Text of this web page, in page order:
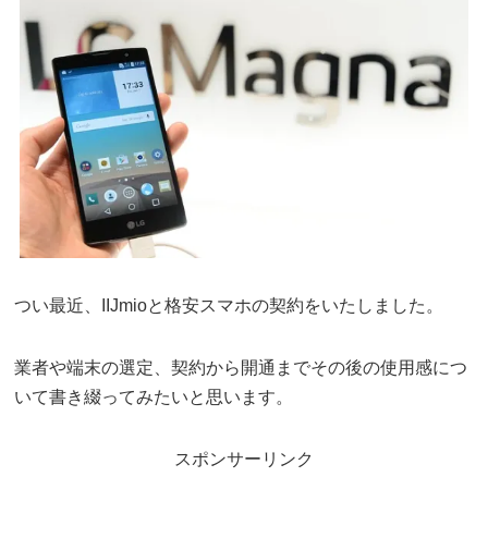
つい最近、IIJmioと格安スマホの契約をいたしました。
業者や端末の選定、契約から開通までその後の使用感につ
いて書き綴ってみたいと思います。
スポンサーリンク